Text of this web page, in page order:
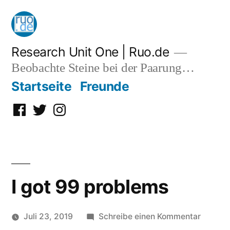
Zum
Inhalt
springen
Research Unit One | Ruo.de
Beobachte Steine bei der Paarung…
Startseite Freunde
Facebook
TwitterInstagram
I got 99 problems
Juli 23, 2019 Schreibe einen Kommentarzu